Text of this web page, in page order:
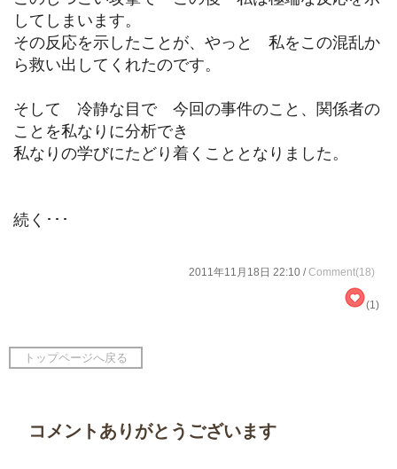
してしまいます。
その反応を示したことが、やっと 私をこの混乱か
ら救い出してくれたのです。
そして 冷静な目で 今回の事件のこと、関係者の
ことを私なりに分析でき
私なりの学びにたどり着くこととなりました。
続く･･･
2011年11月18日 22:10 /Comment(18)
(1)
トップページへ戻る
コメントありがとうございます